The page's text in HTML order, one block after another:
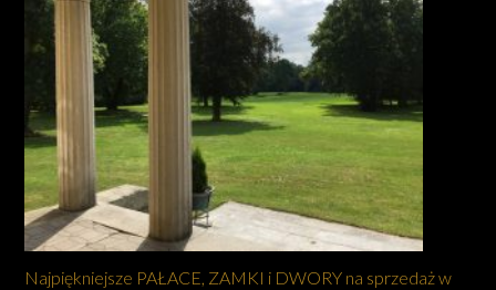
Najpiękniejsze PAŁACE, ZAMKI i DWORY na sprzedaż w